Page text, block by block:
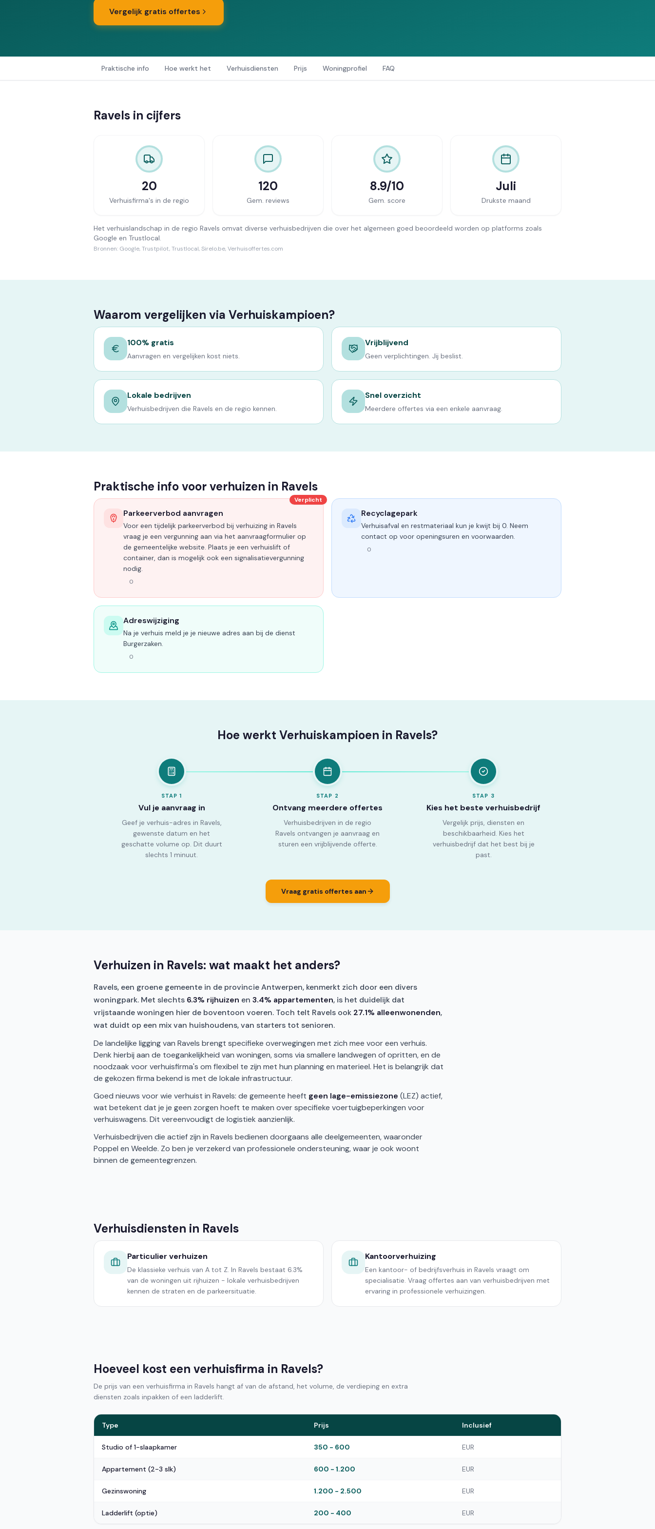
Vergelijk gratis offertes
Praktische info Hoe werkt het Verhuisdiensten Prijs Woningprofiel FAQ
Ravels in cijfers
20
Verhuisfirma's in de regio
120
Gem. reviews
8.9/10
Gem. score
Juli
Drukste maand
Het verhuislandschap in de regio Ravels omvat diverse verhuisbedrijven die over het algemeen goed beoordeeld worden op platforms zoals
Google en Trustlocal.
Bronnen: Google, Trustpilot, Trustlocal, Sirelo.be, Verhuisoffertes.com
Waarom vergelijken via Verhuiskampioen?
100% gratis
Aanvragen en vergelijken kost niets.
Vrijblijvend
Geen verplichtingen. Jij beslist.
Lokale bedrijven
Verhuisbedrijven die Ravels en de regio kennen.
Snel overzicht
Meerdere offertes via een enkele aanvraag.
Praktische info voor verhuizen in Ravels
Verplicht
Parkeerverbod aanvragen
Voor een tijdelijk parkeerverbod bij verhuizing in Ravels
vraag je een vergunning aan via het aanvraagformulier op
de gemeentelijke website. Plaats je een verhuislift of
container, dan is mogelijk ook een signalisatievergunning
nodig.
0
Recyclagepark
Verhuisafval en restmateriaal kun je kwijt bij 0. Neem
contact op voor openingsuren en voorwaarden.
0
Adreswijziging
Na je verhuis meld je je nieuwe adres aan bij de dienst
Burgerzaken.
0
Hoe werkt Verhuiskampioen in Ravels?
STAP1
Vul je aanvraag in
Geef je verhuis-adres in Ravels,
gewenste datum en het
geschatte volume op. Dit duurt
slechts 1 minuut.
STAP 2
Ontvang meerdere offertes
Verhuisbedrijven in de regio
Ravels ontvangen je aanvraag en
sturen een vrijblijvende offerte.
STAP 3
Kies het beste verhuisbedrijf
Vergelijk prijs, diensten en
beschikbaarheid. Kies het
verhuisbedrijf dat het best bij je
past.
Vraag gratis offertes aan
Verhuizen in Ravels: wat maakt het anders?
Ravels, een groene gemeente in de provincie Antwerpen, kenmerkt zich door een divers
woningpark. Met slechts 6.3% rijhuizen en 3.4% appartementen, is het duidelijk dat
vrijstaande woningen hier de boventoon voeren. Toch telt Ravels ook 27.1% alleenwonenden,
wat duidt op een mix van huishoudens, van starters tot senioren.
De landelijke ligging van Ravels brengt specifieke overwegingen met zich mee voor een verhuis.
Denk hierbij aan de toegankelijkheid van woningen, soms via smallere landwegen of opritten, en de
noodzaak voor verhuisfirma's om flexibel te zijn met hun planning en materieel. Het is belangrijk dat
de gekozen firma bekend is met de lokale infrastructuur.
Goed nieuws voor wie verhuist in Ravels: de gemeente heeft geen lage-emissiezone (LEZ) actief,
wat betekent dat je je geen zorgen hoeft te maken over specifieke voertuigbeperkingen voor
verhuiswagens. Dit vereenvoudigt de logistiek aanzienlijk.
Verhuisbedrijven die actief zijn in Ravels bedienen doorgaans alle deelgemeenten, waaronder
Poppel en Weelde. Zo ben je verzekerd van professionele ondersteuning, waar je ook woont
binnen de gemeentegrenzen.
Verhuisdiensten in Ravels
Particulier verhuizen
De klassieke verhuis van A tot Z. In Ravels bestaat 6.3%
van de woningen uit rijhuizen - lokale verhuisbedrijven
kennen de straten en de parkeersituatie.
Kantoorverhuizing
Een kantoor- of bedrijfsverhuis in Ravels vraagt om
specialisatie. Vraag offertes aan van verhuisbedrijven met
ervaring in professionele verhuizingen.
Hoeveel kost een verhuisfirma in Ravels?
De prijs van een verhuisfirma in Ravels hangt af van de afstand, het volume, de verdieping en extra
diensten zoals inpakken of een ladderlift.
Type Prijs Inclusief
Studio of 1-slaapkamer 350 - 600 EUR
Appartement (2-3 slk) 600 - 1.200 EUR
Gezinswoning 1.200 - 2.500 EUR
Ladderlift (optie) 200 - 400 EUR